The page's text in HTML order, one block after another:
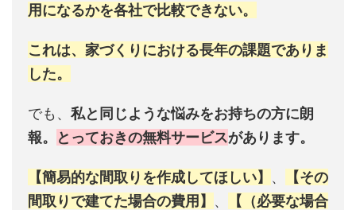
用になるかを各社で比較できない。
これは、家づくりにおける長年の課題でありま
した。
でも、 私と同じような悩みをお持ちの方に朗
報。
とっておきの無料サービスがあります。
【簡易的な間取りを作成してほしい】 、
【その
間取りで建てた場合の費用】 、
【（必要な場合